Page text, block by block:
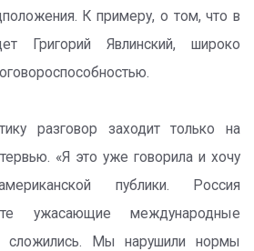
К примеру, о том, что в
Григорий Явлинский, широко
разговор заходит только на
«Я это уже говорила и хочу
публики. Россия
ужасающие международные
сложились. Мы нарушили нормы